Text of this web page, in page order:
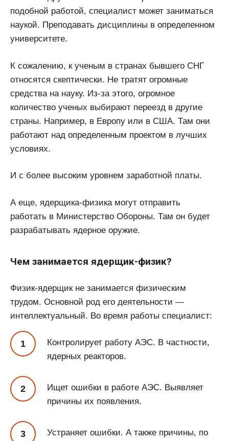
подобной работой, специалист может заниматься
наукой. Преподавать дисциплины в определенном
университете.
К сожалению, к ученым в странах бывшего СНГ
относятся скептически. Не тратят огромные
средства на науку. Из-за этого, огромное
количество ученых выбирают переезд в другие
страны. Например, в Европу или в США. Там они
работают над определенным проектом в лучших
условиях.
И с более высоким уровнем заработной платы.
А еще, ядерщика-физика могут отправить
работать в Министерство Обороны. Там он будет
разрабатывать ядерное оружие.
Чем занимается ядерщик-физик?
Физик-ядерщик не занимается физическим
трудом. Основной род его деятельности —
интеллектуальный. Во время работы специалист:
Контролирует работу АЭС. В частности,
ядерных реакторов.
Ищет ошибки в работе АЭС. Выявляет
причины их появления.
Устраняет ошибки. А также причины, по